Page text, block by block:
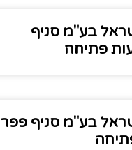
בע"מ סניף
פתיחה
בע"מ סניף פפר